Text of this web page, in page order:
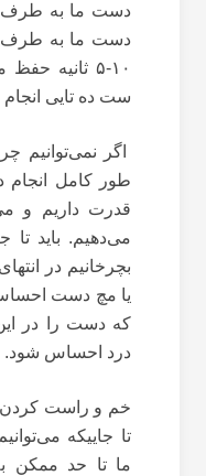
دست ما به طرف
دست ما به طرف
۱۰-۵ ثانیه
ست ده تایی
اگر
طور کامل انجام
قدرت داریم و
می‌دهیم. باید
بچرخانیم در
که دست را در این
درد احساس شود.
خم و راست کردن
تا جاییکه
ما تا حد ممکن